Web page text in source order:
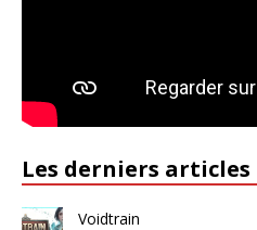
Les derniers articles
Voidtrain